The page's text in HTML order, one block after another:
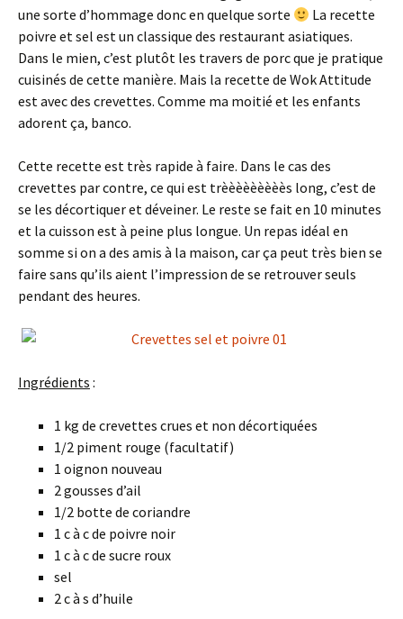
une sorte d’hommage donc en quelque sorte
La recette
poivre et sel est un classique des restaurant asiatiques.
Dans le mien, c’est plutôt les travers de porc que je pratique
cuisinés de cette manière. Mais la recette de Wok Attitude
est avec des crevettes. Comme ma moitié et les enfants
adorent ça, banco.
Cette recette est très rapide à faire. Dans le cas des
crevettes par contre, ce qui est trèèèèèèèèès long, c’est de
se les décortiquer et déveiner. Le reste se fait en 10 minutes
et la cuisson est à peine plus longue. Un repas idéal en
somme si on a des amis à la maison, car ça peut très bien se
faire sans qu’ils aient l’impression de se retrouver seuls
pendant des heures.
Ingrédients :
1 kg de crevettes crues et non décortiquées
1/2 piment rouge (facultatif)
1 oignon nouveau
2 gousses d’ail
1/2 botte de coriandre
1 c à c de poivre noir
1 c à c de sucre roux
sel
2 c à s d’huile